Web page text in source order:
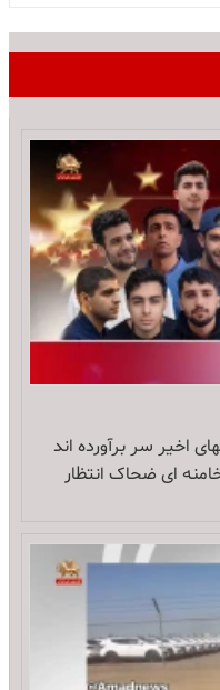
اخیر سر برآورده اند
ای ضحاک انتظار